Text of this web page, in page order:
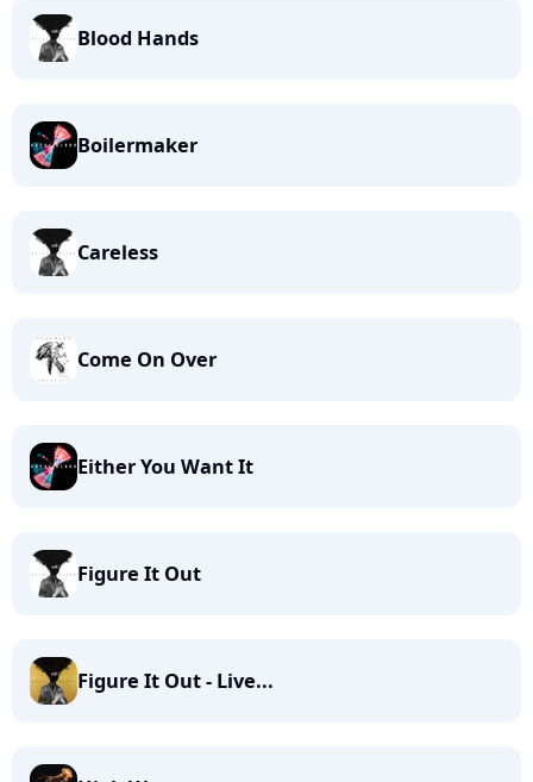
Blood Hands
Boilermaker
Careless
Come On Over
Either You Want It
Figure It Out
Figure It Out - Live...